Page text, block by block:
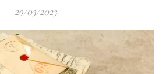
29/03/2023